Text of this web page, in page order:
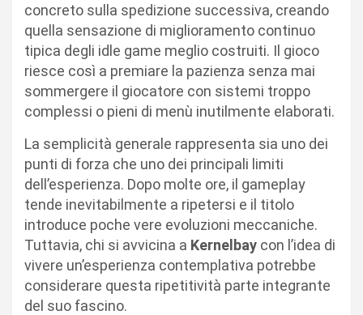
concreto sulla spedizione successiva, creando
quella sensazione di miglioramento continuo
tipica degli idle game meglio costruiti. Il gioco
riesce così a premiare la pazienza senza mai
sommergere il giocatore con sistemi troppo
complessi o pieni di menù inutilmente elaborati.
La semplicità generale rappresenta sia uno dei
punti di forza che uno dei principali limiti
dell’esperienza. Dopo molte ore, il gameplay
tende inevitabilmente a ripetersi e il titolo
introduce poche vere evoluzioni meccaniche.
Tuttavia, chi si avvicina a Kernelbay con l’idea di
vivere un’esperienza contemplativa potrebbe
considerare questa ripetitività parte integrante
del suo fascino.